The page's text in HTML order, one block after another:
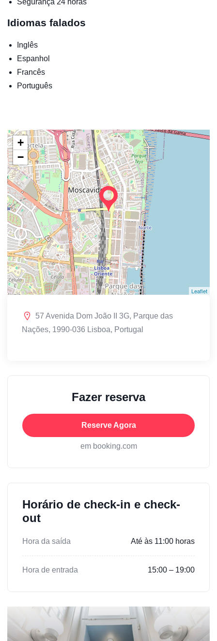
Segurança 24 horas
Idiomas falados
Inglês
Espanhol
Francês
Português
+
−
Leaflet
57 Avenida Dom João II 3G, Parque das
Nações, 1990-036 Lisboa, Portugal
Fazer reserva
Reserve Agora
em booking.com
Horário de check-in e check-
out
Hora da saída Até às 11:00 horas
Hora de entrada 15:00 – 19:00